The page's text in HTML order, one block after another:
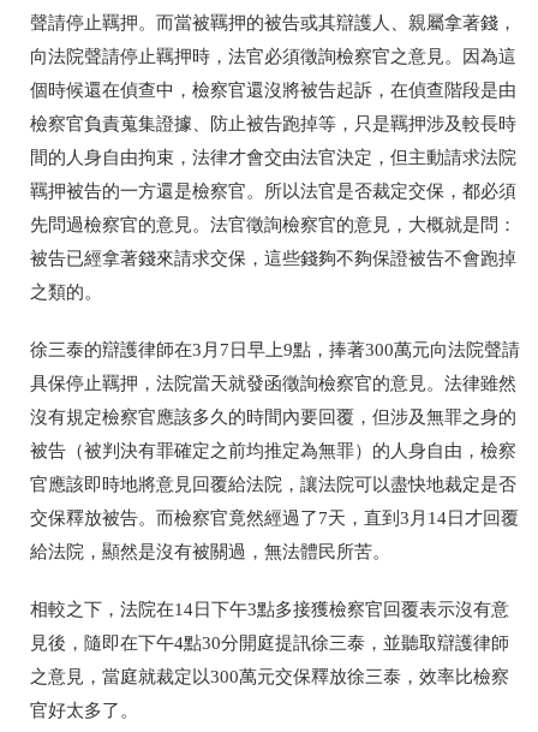
聲請停止羈押。而當被羈押的被告或其辯護人、親屬拿著錢，
向法院聲請停止羈押時，法官必須徵詢檢察官之意見。因為這
個時候還在偵查中，檢察官還沒將被告起訴，在偵查階段是由
檢察官負責蒐集證據、防止被告跑掉等，只是羈押涉及較長時
間的人身自由拘束，法律才會交由法官決定，但主動請求法院
羈押被告的一方還是檢察官。所以法官是否裁定交保，都必須
先問過檢察官的意見。法官徵詢檢察官的意見，大概就是問：
被告已經拿著錢來請求交保，這些錢夠不夠保證被告不會跑掉
之類的。
徐三泰的辯護律師在3月7日早上9點，捧著300萬元向法院聲請
具保停止羈押，法院當天就發函徵詢檢察官的意見。法律雖然
沒有規定檢察官應該多久的時間內要回覆，但涉及無罪之身的
被告（被判決有罪確定之前均推定為無罪）的人身自由，檢察
官應該即時地將意見回覆給法院，讓法院可以盡快地裁定是否
交保釋放被告。而檢察官竟然經過了7天，直到3月14日才回覆
給法院，顯然是沒有被關過，無法體民所苦。
相較之下，法院在14日下午3點多接獲檢察官回覆表示沒有意
見後，隨即在下午4點30分開庭提訊徐三泰，並聽取辯護律師
之意見，當庭就裁定以300萬元交保釋放徐三泰，效率比檢察
官好太多了。